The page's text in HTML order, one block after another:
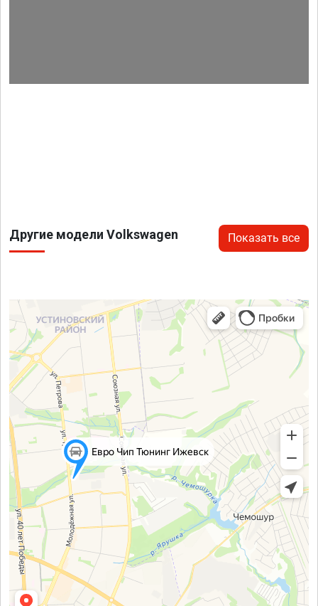
Другие модели Volkswagen Показать все